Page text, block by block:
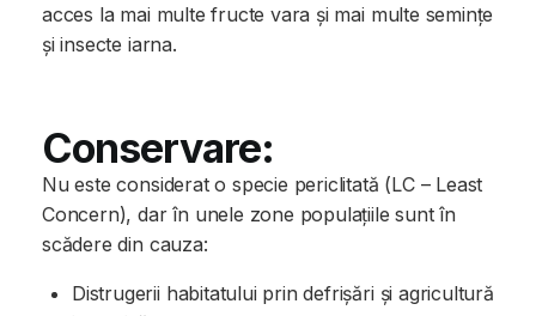
acces la mai multe fructe vara și mai multe semințe
și insecte iarna.
Conservare:
Nu este considerat o specie periclitată (LC – Least
Concern), dar în unele zone populațiile sunt în
scădere din cauza:
Distrugerii habitatului prin defrișări și agricultură